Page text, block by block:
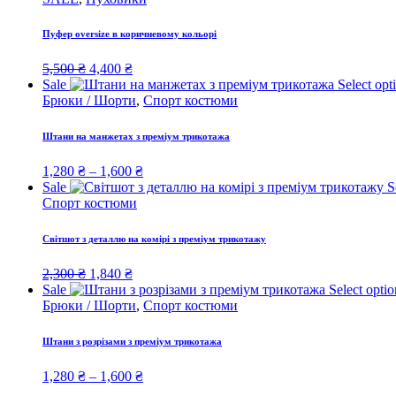
Пуфер oversize в коричневому кольорі
5,500₴ Original
price
was:
4,400 ₴Current
price
is:
Sale
Select
Брюки / Шорти, Спорт костюми
Штани на манжетах з преміум трикотажа
1,280 ₴ – 1,600 ₴Price
range:
1,600 ₴
Sale
Спорт костюми
Світшот з деталлю на комірі з преміум трикотажу
2,300₴ Original
price
was:
1,840 ₴Current
price
is:
Sale
Select
Брюки / Шорти, Спорт костюми
Штани з розрізами з преміум трикотажа
1,280 ₴ – 1,600 ₴Price